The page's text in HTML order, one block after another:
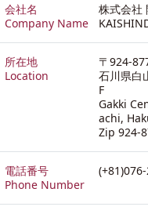
会社名
Company Name
株式会社
所在地
Location
〒924-
石川県白
F
Gakki
achi,
Zip 924-
電話番号
Phone Number